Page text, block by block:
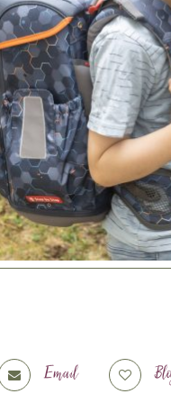
Email